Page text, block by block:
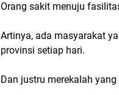
Orang sakit menuju
Artinya, ada masyarakat
provinsi setiap hari.
Dan justru merekalah